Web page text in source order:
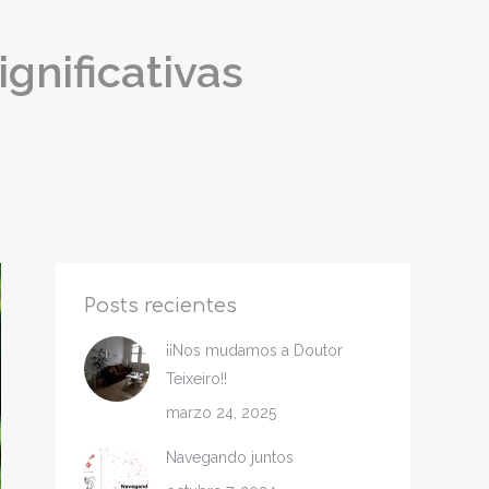
Posts recientes
¡¡Nos mudamos a Doutor
Teixeiro!!
marzo 24, 2025
Navegando juntos